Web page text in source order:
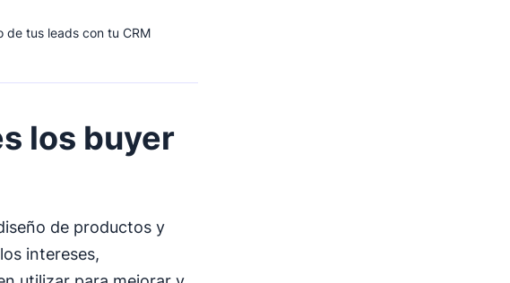
de tus leads con tu CRM
los buyer
de productos y
intereses,